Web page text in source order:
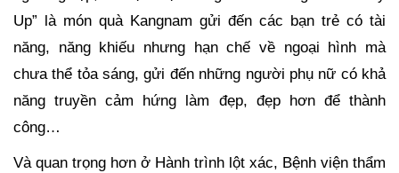
Up” là món quà Kangnam gửi đến các bạn trẻ có tài
năng, năng khiếu nhưng hạn chế về ngoại hình mà
chưa thể tỏa sáng, gửi đến những người phụ nữ có khả
năng truyền cảm hứng làm đẹp, đẹp hơn để thành
công…
Và quan trọng hơn ở Hành trình lột xác, Bệnh viện thẩm